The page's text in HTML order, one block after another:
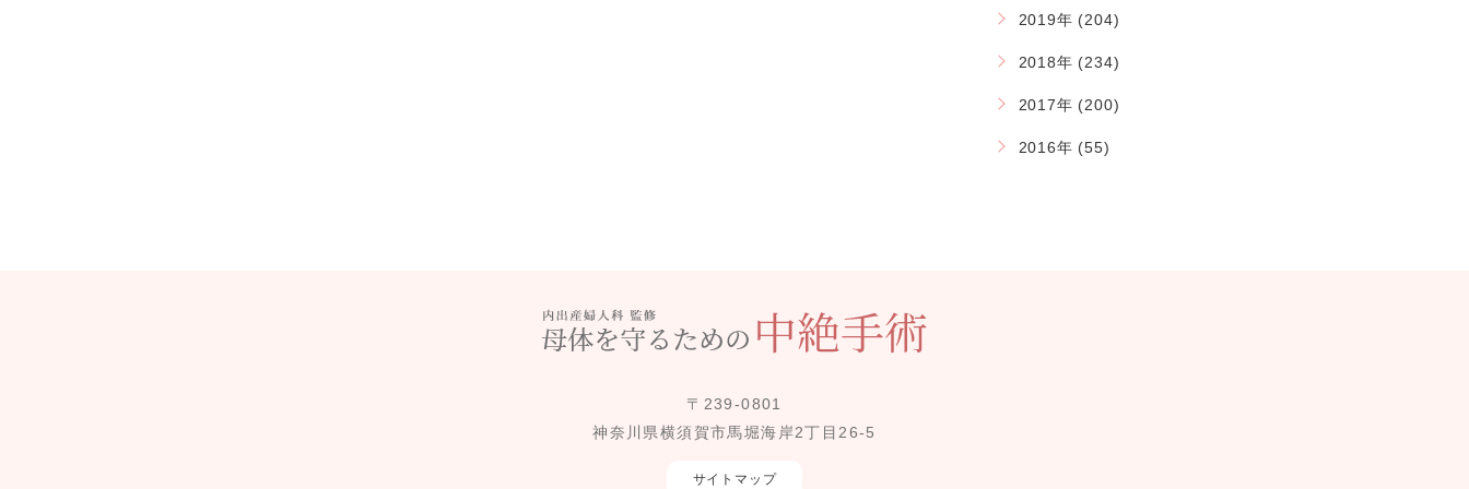
2019年 (204)
2018年 (234)
2017年 (200)
2016年 (55)
〒239-0801
神奈川県横須賀市馬堀海岸2丁目26-5
サイトマップ